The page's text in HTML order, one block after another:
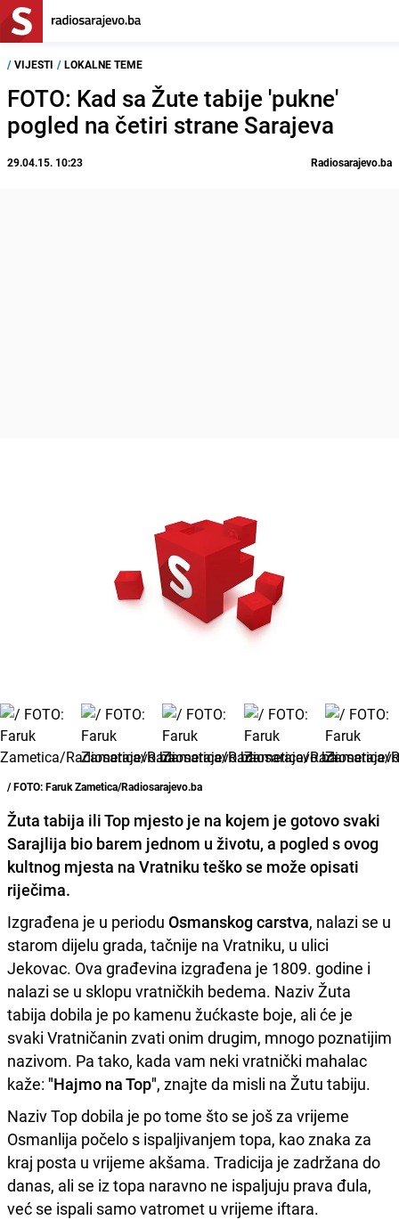
/ VIJESTI / LOKALNE TEME
FOTO: Kad sa Žute tabije 'pukne'
pogled na četiri strane Sarajeva
29.04.15. 10:23 Radiosarajevo.ba
/ FOTO: Faruk Zametica/Radiosarajevo.ba
Žuta tabija ili Top mjesto je na kojem je gotovo svaki
Sarajlija bio barem jednom u životu, a pogled s ovog
kultnog mjesta na Vratniku teško se može opisati
riječima.
Izgrađena je u periodu Osmanskog carstva, nalazi se u
starom dijelu grada, tačnije na Vratniku, u ulici
Jekovac. Ova građevina izgrađena je 1809. godine i
nalazi se u sklopu vratničkih bedema. Naziv Žuta
tabija dobila je po kamenu žućkaste boje, ali će je
svaki Vratničanin zvati onim drugim, mnogo poznatijim
nazivom. Pa tako, kada vam neki vratnički mahalac
kaže: "Hajmo na Top", znajte da misli na Žutu tabiju.
Naziv Top dobila je po tome što se još za vrijeme
Osmanlija počelo s ispaljivanjem topa, kao znaka za
kraj posta u vrijeme akšama. Tradicija je zadržana do
danas, ali se iz topa naravno ne ispaljuju prava đula,
već se ispali samo vatromet u vrijeme iftara.